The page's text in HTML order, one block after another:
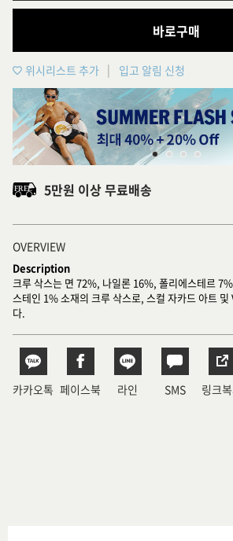
바로구매
위시리스트 추가 입고 알림 신청
5만원 이상 무료배송
OVERVIEW
Description
크루 삭스는 면 72%, 나일론 16%, 폴리에스테르
스테인 1% 소재의 크루 삭스로, 스컬 자카드 아트
다.
카카오톡 페이스북 라인 SMS 링크